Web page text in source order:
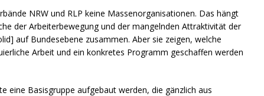
NRW und RLP keine Massenorganisationen. Das hängt
der Arbeiterbewegung und der mangelnden Attraktivität der
auf Bundesebene zusammen. Aber sie zeigen, welche
Arbeit und ein konkretes Programm geschaffen werden
eine Basisgruppe aufgebaut werden, die gänzlich aus